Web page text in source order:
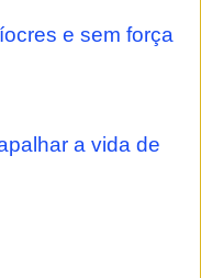
e sem força
a vida de